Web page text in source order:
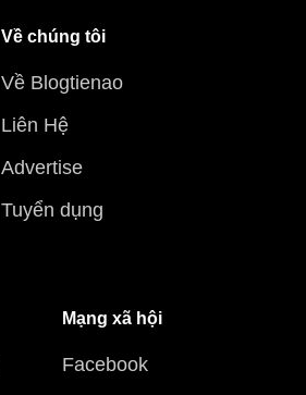
Về chúng tôi
Về Blogtienao
Liên Hệ
Advertise
Tuyển dụng
Mạng xã hội
Facebook